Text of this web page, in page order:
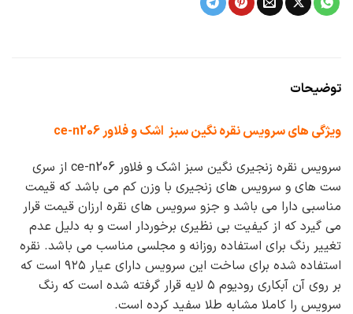
توضیحات
ویژگی های سرویس نقره نگین سبز اشک و فلاور ce-n206
سرویس نقره زنجیری نگین سبز اشک و فلاور ce-n206 از سری
ست های و سرویس های زنجیری با وزن کم می باشد که قیمت
مناسبی دارا می باشد و جزو سرویس های نقره ارزان قیمت قرار
می گیرد که از کیفیت بی نظیری برخوردار است و به دلیل عدم
تغییر رنگ برای استفاده روزانه و مجلسی مناسب می باشد. نقره
استفاده شده برای ساخت این سرویس دارای عیار ۹۲۵ است که
بر روی آن آبکاری رودیوم ۵ لایه قرار گرفته شده است که رنگ
سرویس را کاملا مشابه طلا سفید کرده است.